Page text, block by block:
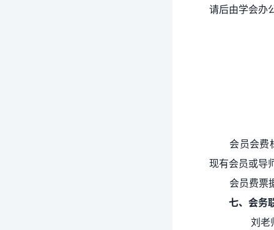
请后由学会办
会员会费
现有会员或导
会员费票
七、 会务
刘老师